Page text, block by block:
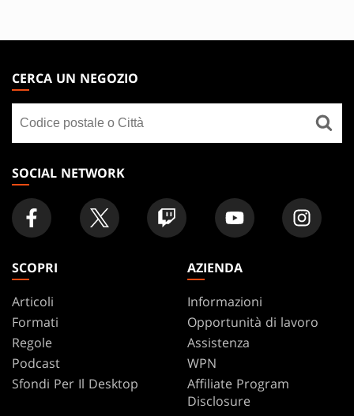
THE
GATHERING
FOOTER
CERCA UN NEGOZIO
un
negozio
SOCIAL NETWORK
SCOPRI
Articoli
Formati
Regole
Podcast
Sfondi Per Il Desktop
AZIENDA
Informazioni
Opportunità di lavoro
Assistenza
WPN
Affiliate Program
Disclosure